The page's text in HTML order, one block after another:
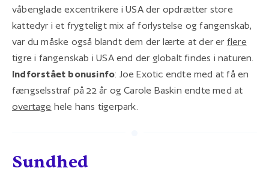
våbenglade excentrikere i USA der opdrætter store
kattedyr i et frygteligt mix af forlystelse og fangenskab,
var du måske også blandt dem der lærte at der er flere
tigre i fangenskab i USA end der globalt findes i naturen.
Indforstået bonusinfo: Joe Exotic endte med at få en
fængselsstraf på 22 år og Carole Baskin endte med at
overtage hele hans tigerpark.
Sundhed